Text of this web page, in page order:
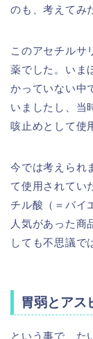
のも、考えてみ
このアセチルサ
薬でした。いま
かっていない中
いましたし、当
咳止めとして使
今では考えられ
て使用されてい
チル酸（＝バイ
人気があった商
しても不思議で
胃弱とアス
という事で、た